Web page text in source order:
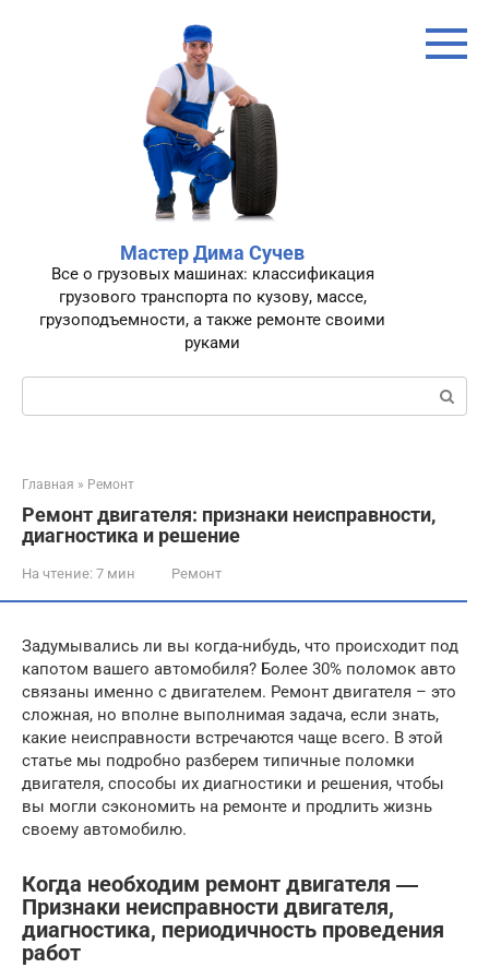
Мастер Дима Сучев
Все о грузовых машинах: классификация
грузового транспорта по кузову, массе,
грузоподъемности, а также ремонте своими
руками
Поиск:
Главная » Ремонт
Ремонт двигателя: признаки неисправности,
диагностика и решение
На чтение: 7 мин Ремонт
Задумывались ли вы когда-нибудь, что происходит под
капотом вашего автомобиля? Более 30% поломок авто
связаны именно с двигателем. Ремонт двигателя – это
сложная, но вполне выполнимая задача, если знать,
какие неисправности встречаются чаще всего. В этой
статье мы подробно разберем типичные поломки
двигателя, способы их диагностики и решения, чтобы
вы могли сэкономить на ремонте и продлить жизнь
своему автомобилю.
Когда необходим ремонт двигателя ―
Признаки неисправности двигателя,
диагностика, периодичность проведения
работ